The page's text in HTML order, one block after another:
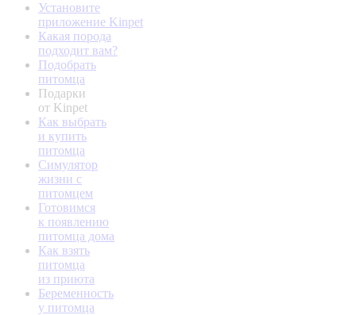
Установите
приложение Kinpet
Какая порода
подходит вам?
Подобрать
питомца
Подарки
от Kinpet
Как выбрать
и купить
питомца
Симулятор
жизни с
питомцем
Готовимся
к появлению
питомца дома
Как взять
питомца
из приюта
Беременность
у питомца